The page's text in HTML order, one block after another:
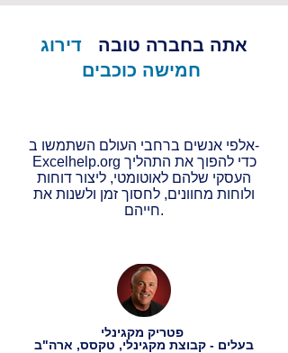
אתה בחברה טובה
דירוג
חמישה כוכבים
אלפי אנשים ברחבי העולם השתמשו ב-
Excelhelp.org כדי להפוך את התהליך
העסקי שלהם לאוטומטי, ליצור דוחות
ולוחות מחוונים, לחסוך זמן ולשנות את
חייהם.
בעלים - קבוצת מקגינלי, טקסס, ארה"ב